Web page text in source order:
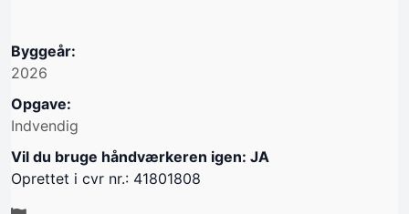
Byggeår:
2026
Opgave:
Indvendig
Vil du bruge håndværkeren igen: JA
Oprettet i cvr nr.: 41801808